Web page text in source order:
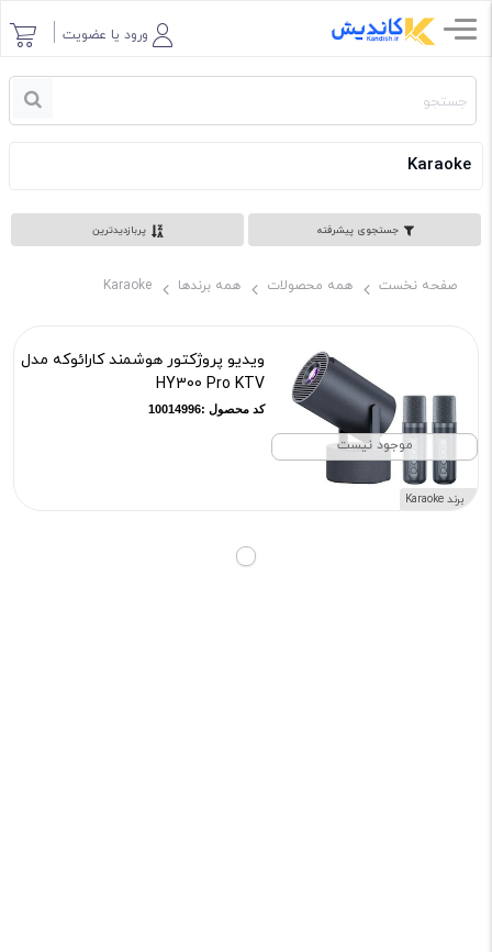
ورود یا عضویت
Karaoke
جستجوی پیشرفته
1
پربازدیدترین
صفحه نخست همه محصولات همه برندها Karaoke
موجود نیست
برند Karaoke
ویدیو پروژکتور هوشمند کارائوکه مدل
HY300 Pro KTV
کد محصول :10014996